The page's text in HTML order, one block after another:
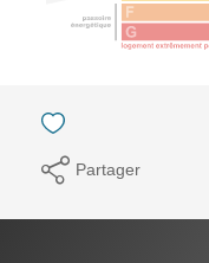
Partager